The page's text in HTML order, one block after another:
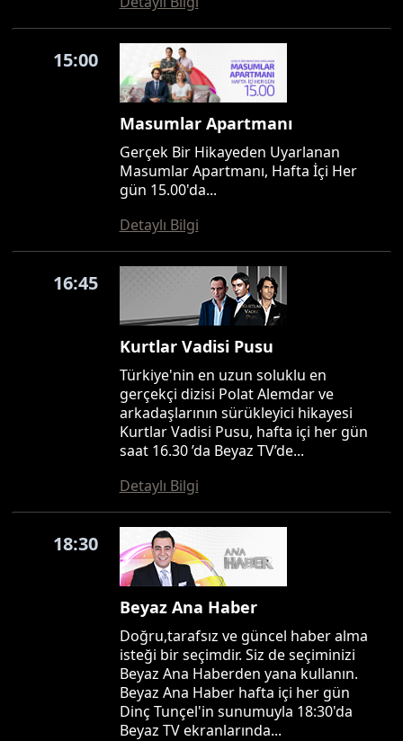
15:00
Masumlar Apartmanı
Gerçek Bir Hikayeden Uyarlanan
Masumlar Apartmanı, Hafta İçi Her
gün 15.00'da...
Detaylı Bilgi
16:45
Kurtlar Vadisi Pusu
Türkiye'nin en uzun soluklu en
gerçekçi dizisi Polat Alemdar ve
arkadaşlarının sürükleyici hikayesi
Kurtlar Vadisi Pusu, hafta içi her gün
saat 16.30 ’da Beyaz TV’de...
Detaylı Bilgi
18:30
Beyaz Ana Haber
Doğru,tarafsız ve güncel haber alma
isteği bir seçimdir. Siz de seçiminizi
Beyaz Ana Haberden yana kullanın.
Beyaz Ana Haber hafta içi her gün
Dinç Tunçel'in sunumuyla 18:30'da
Beyaz TV ekranlarında...